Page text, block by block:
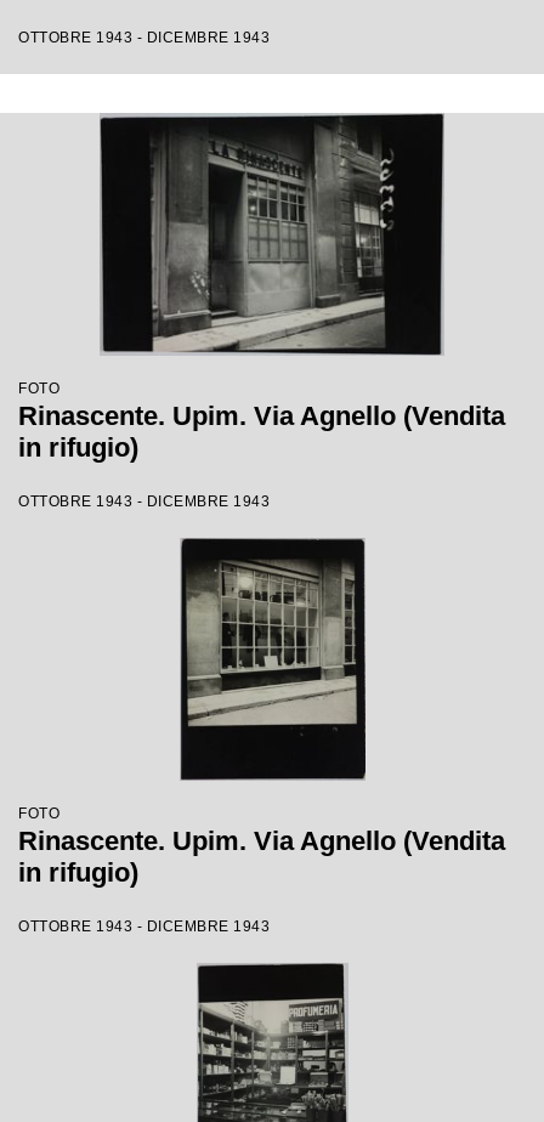
OTTOBRE 1943 - DICEMBRE 1943
FOTO
Rinascente. Upim. Via Agnello (Vendita
in rifugio)
OTTOBRE 1943 - DICEMBRE 1943
FOTO
Rinascente. Upim. Via Agnello (Vendita
in rifugio)
OTTOBRE 1943 - DICEMBRE 1943